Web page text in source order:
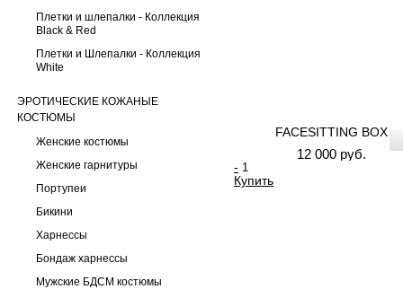
Плетки и шлепалки - Коллекция
Black & Red
Плетки и Шлепалки - Коллекция
White
ЭРОТИЧЕСКИЕ КОЖАНЫЕ
КОСТЮМЫ
Женские костюмы
Женские гарнитуры
Портупеи
Бикини
Харнессы
Бондаж харнессы
Мужские БДСМ костюмы
FACESITTING BOX
12 000 руб.
-
Купить